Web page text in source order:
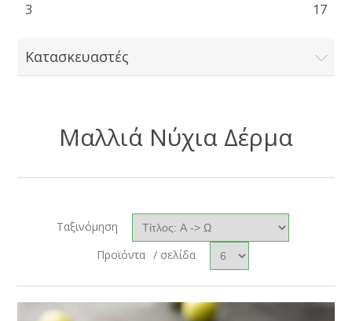
3 17
Κατασκευαστές
Μαλλιά Νύχια Δέρμα
Ταξινόμηση
Προϊόντα / σελίδα